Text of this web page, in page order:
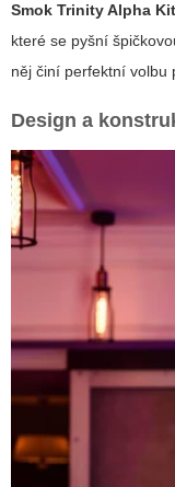
Smok Trinity Alpha Kit
které se pyšní
něj činí perfektní volbu
Design a